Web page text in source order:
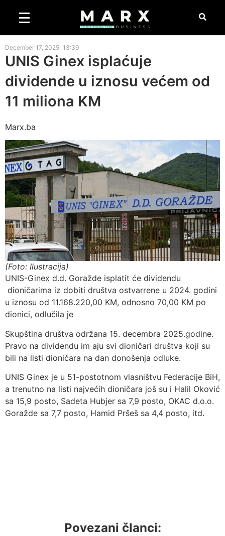
December 17, 2025 13:39
UNIS Ginex isplaćuje
dividende u iznosu većem od
11 miliona KM
Marx.ba
(Foto: Ilustracija)
UNIS-Ginex d.d. Goražde isplatit će dividendu
dioničarima iz dobiti društva ostvarrene u 2024. godini
u iznosu od 11.168.220,00 KM, odnosno 70,00 KM po
dionici, odlučila je
Skupština društva održana 15. decembra 2025.godine.
Pravo na dividendu im aju svi dioničari društva koji su
bili na listi dioničara na dan donošenja odluke.
UNIS Ginex je u 51-postotnom vlasništvu Federacije BiH,
a trenutno na listi najvećih dioničara još su i Halil Oković
sa 15,9 posto, Sadeta Hubjer sa 7,9 posto, OKAC d.o.o.
Goražde sa 7,7 posto, Hamid Pršeš sa 4,4 posto, itd.
Povezani članci: